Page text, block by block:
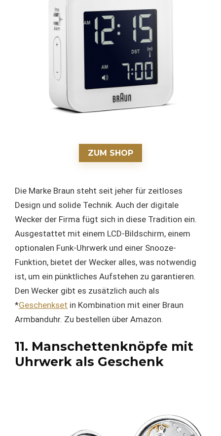
ZUM SHOP
Die Marke Braun steht seit jeher für zeitloses
Design und solide Technik. Auch der digitale
Wecker der Firma fügt sich in diese Tradition ein.
Ausgestattet mit einem LCD-Bildschirm, einem
optionalen Funk-Uhrwerk und einer Snooze-
Funktion, bietet der Wecker alles, was notwendig
ist, um ein pünktliches Aufstehen zu garantieren.
Den Wecker gibt es zusätzlich auch als
*Geschenkset in Kombination mit einer Braun
Armbanduhr. Zu bestellen über Amazon.
11. Manschettenknöpfe mit
Uhrwerk als Geschenk